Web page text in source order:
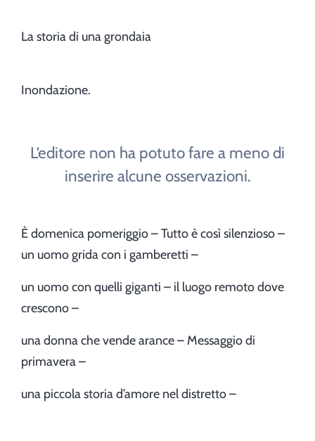
La storia di una grondaia
Inondazione.
L’editore non ha potuto fare a meno di
inserire alcune osservazioni.
È domenica pomeriggio – Tutto è così silenzioso –
un uomo grida con i gamberetti –
un uomo con quelli giganti – il luogo remoto dove
crescono –
una donna che vende arance – Messaggio di
primavera –
una piccola storia d’amore nel distretto –